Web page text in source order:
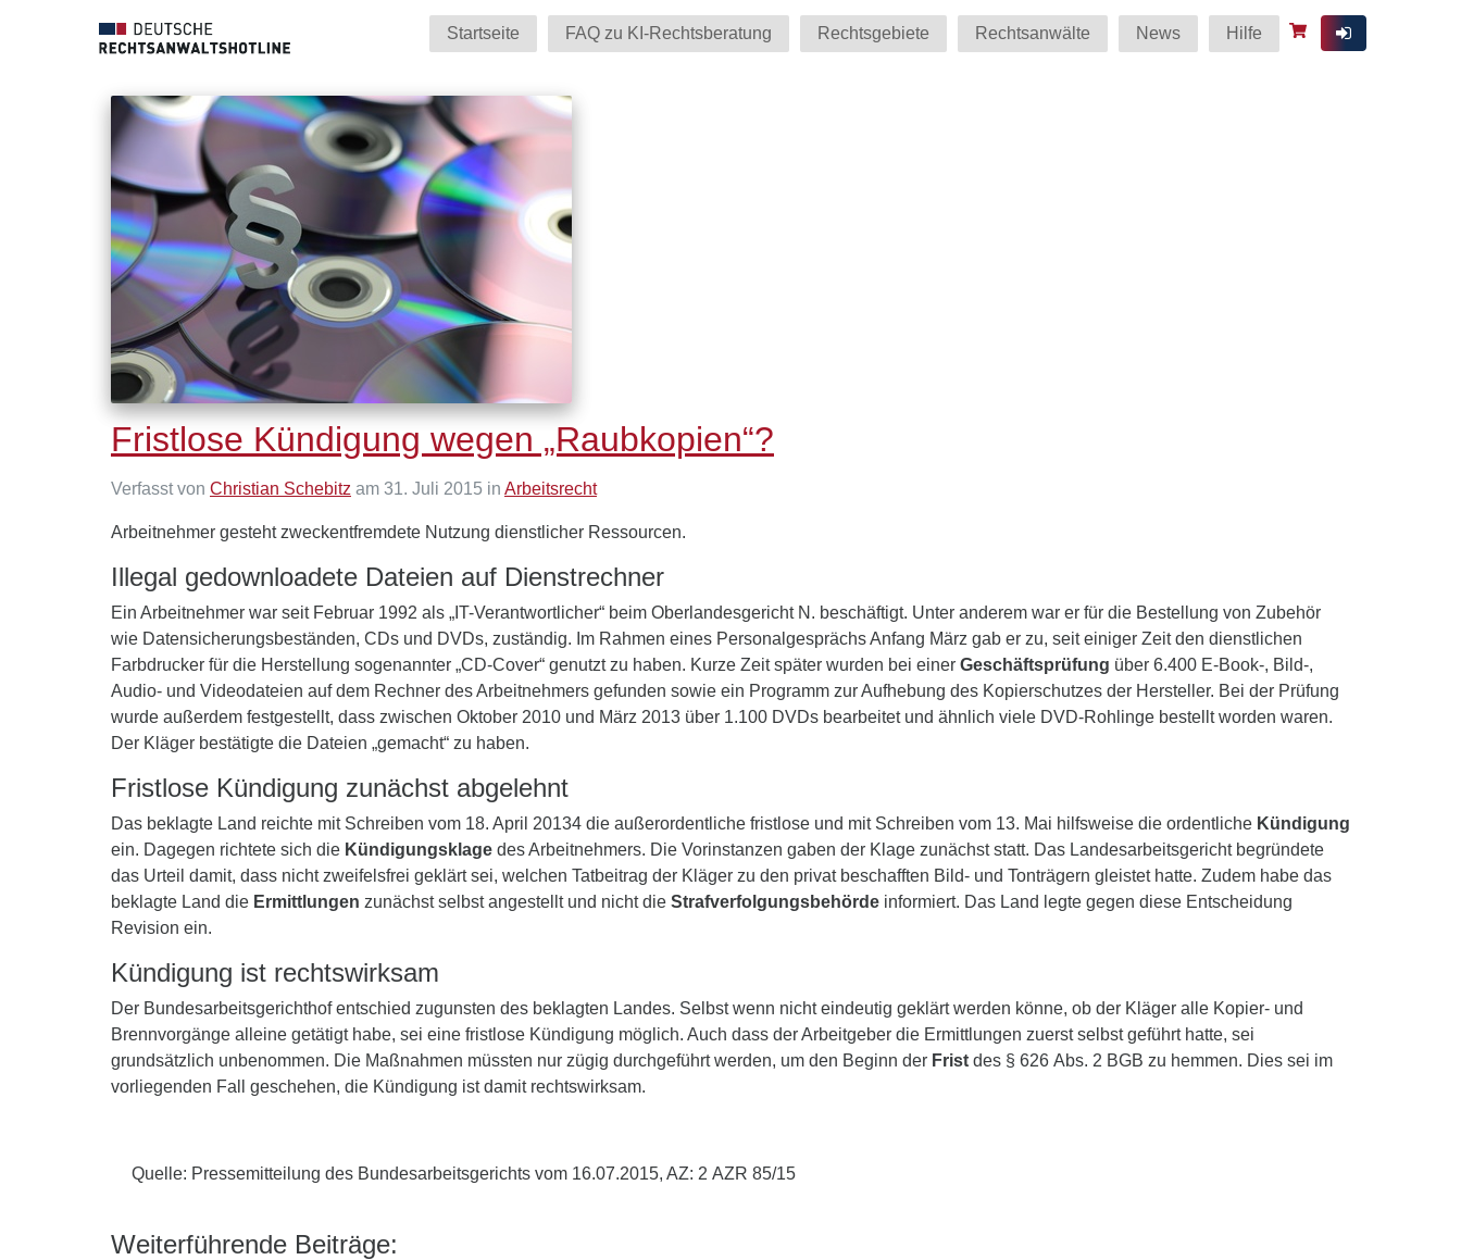
Startseite FAQ zu KI-Rechtsberatung Rechtsgebiete Rechtsanwälte News Hilfe
Fristlose Kündigung wegen „Raubkopien“?
Verfasst von Christian Schebitz am 31. Juli 2015 in Arbeitsrecht
Arbeitnehmer gesteht zweckentfremdete Nutzung dienstlicher Ressourcen.
Illegal gedownloadete Dateien auf Dienstrechner
Ein Arbeitnehmer war seit Februar 1992 als „IT-Verantwortlicher“ beim Oberlandesgericht N. beschäftigt. Unter anderem war er für die Bestellung von Zubehör
wie Datensicherungsbeständen, CDs und DVDs, zuständig. Im Rahmen eines Personalgesprächs Anfang März gab er zu, seit einiger Zeit den dienstlichen
Farbdrucker für die Herstellung sogenannter „CD-Cover“ genutzt zu haben. Kurze Zeit später wurden bei einer Geschäftsprüfung über 6.400 E-Book-, Bild-,
Audio- und Videodateien auf dem Rechner des Arbeitnehmers gefunden sowie ein Programm zur Aufhebung des Kopierschutzes der Hersteller. Bei der Prüfung
wurde außerdem festgestellt, dass zwischen Oktober 2010 und März 2013 über 1.100 DVDs bearbeitet und ähnlich viele DVD-Rohlinge bestellt worden waren.
Der Kläger bestätigte die Dateien „gemacht“ zu haben.
Fristlose Kündigung zunächst abgelehnt
Das beklagte Land reichte mit Schreiben vom 18. April 20134 die außerordentliche fristlose und mit Schreiben vom 13. Mai hilfsweise die ordentliche Kündigung
ein. Dagegen richtete sich die Kündigungsklage des Arbeitnehmers. Die Vorinstanzen gaben der Klage zunächst statt. Das Landesarbeitsgericht begründete
das Urteil damit, dass nicht zweifelsfrei geklärt sei, welchen Tatbeitrag der Kläger zu den privat beschafften Bild- und Tonträgern gleistet hatte. Zudem habe das
beklagte Land die Ermittlungen zunächst selbst angestellt und nicht die Strafverfolgungsbehörde informiert. Das Land legte gegen diese Entscheidung
Revision ein.
Kündigung ist rechtswirksam
Der Bundesarbeitsgerichthof entschied zugunsten des beklagten Landes. Selbst wenn nicht eindeutig geklärt werden könne, ob der Kläger alle Kopier- und
Brennvorgänge alleine getätigt habe, sei eine fristlose Kündigung möglich. Auch dass der Arbeitgeber die Ermittlungen zuerst selbst geführt hatte, sei
grundsätzlich unbenommen. Die Maßnahmen müssten nur zügig durchgeführt werden, um den Beginn der Frist des § 626 Abs. 2 BGB zu hemmen. Dies sei im
vorliegenden Fall geschehen, die Kündigung ist damit rechtswirksam.
Quelle: Pressemitteilung des Bundesarbeitsgerichts vom 16.07.2015, AZ: 2 AZR 85/15
Weiterführende Beiträge: